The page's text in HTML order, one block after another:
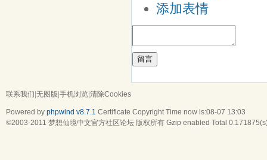
添加表情
留言
联系我们|无图版|手机浏览|清除Cookies
Powered by phpwind v8.7.1 Certificate Copyright Time now is:08-07 13:03
©2003-2011 梦想仙境中文官方社区论坛 版权所有 Gzip enabled Total